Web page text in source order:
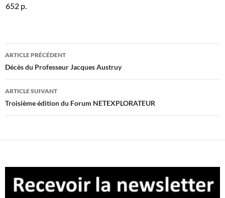
652 p.
Navigation
des
articles
ARTICLE PRÉCÉDENT
Décès du Professeur Jacques Austruy
ARTICLE SUIVANT
Troisième édition du Forum NETEXPLORATEUR